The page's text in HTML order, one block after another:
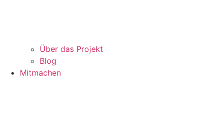
Über das Projekt
Blog
Mitmachen